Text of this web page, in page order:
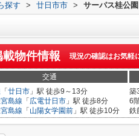
探す > 廿日市市 > サーパス桂公園
物件情報 現況の確認はお気軽
交通
「 廿日市 」駅 徒歩9～13分
島線 「 広電廿日市 」駅 徒歩8分
島線 「 山陽女学園前 」駅 徒歩10分
築
6
鉄